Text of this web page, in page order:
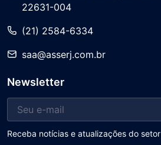
22631-004
(21) 2584-6334
saa@asserj.com.br
Newsletter
Receba notícias e atualizações do setor